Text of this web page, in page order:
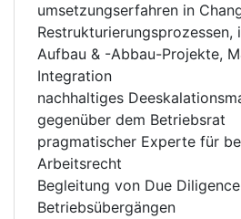
umsetzungserfahren in
Restrukturierungsprozessen,
Aufbau & -Abbau-Projekte,
Integration
nachhaltiges
gegenüber dem Betriebsrat
pragmatischer Experte für
Arbeitsrecht
Begleitung von Due
Betriebsübergängen